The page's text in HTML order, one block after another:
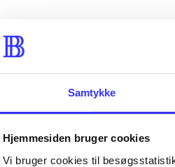
Samtykke
Hjemmesiden bruger cookies
Vi bruger cookies til